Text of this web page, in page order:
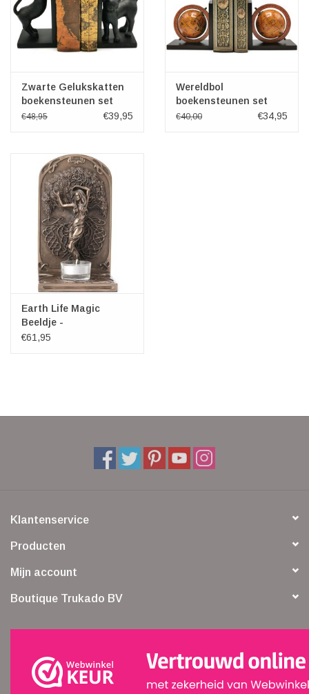
Zwarte Gelukskatten
boekensteunen set
van 2
€48,95 €39,95
Wereldbol
boekensteunen set
van 2
€40,00 €34,95
Earth Life Magic
Beeldje -
Theelichthouder door
€61,95
Klantenservice
Producten
Mijn account
Boutique Trukado BV